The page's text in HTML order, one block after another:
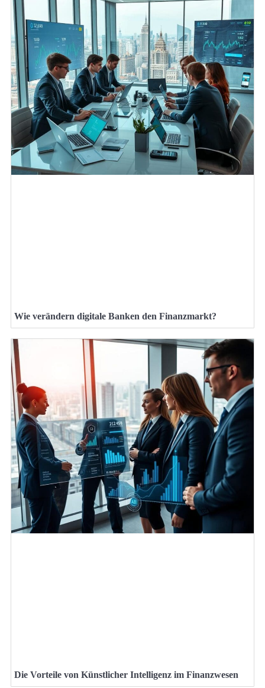
Wie verändern digitale Banken den Finanzmarkt?
Die Vorteile von Künstlicher Intelligenz im Finanzwesen